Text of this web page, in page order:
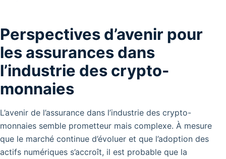
Perspectives d’avenir pour
les assurances dans
l’industrie des crypto-
monnaies
L’avenir de l’assurance dans l’industrie des crypto-
monnaies semble prometteur mais complexe. À mesure
que le marché continue d’évoluer et que l’adoption des
actifs numériques s’accroît, il est probable que la